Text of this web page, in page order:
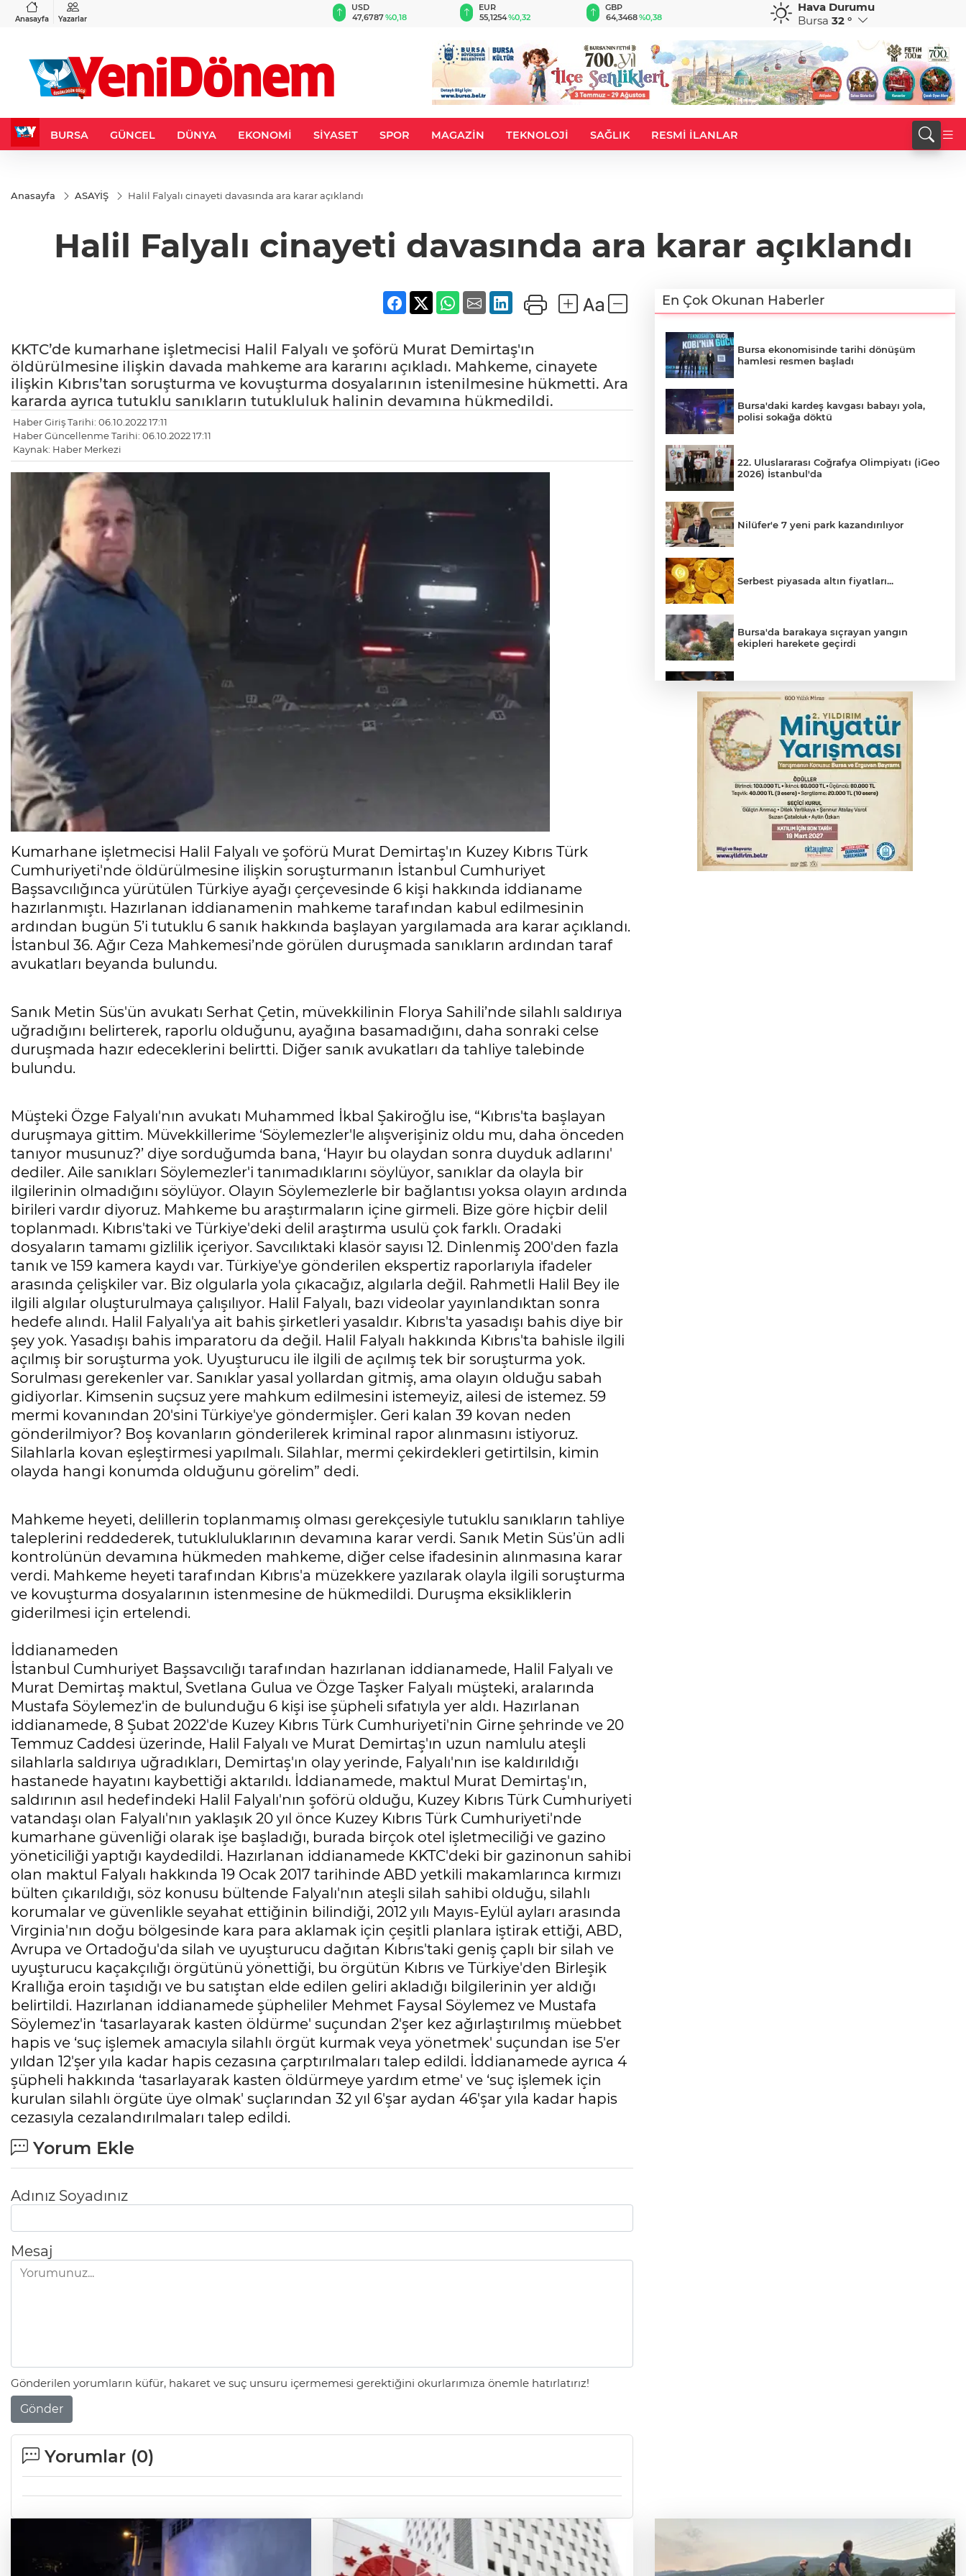
Anasayfa Yazarlar
%2,59
EUR
55,1254%0,32
GBP
64,3468%0,38
CHF
59,0083 %0,82 %0,73
RUB
0,5822
Hava Durumu
Bursa 32 °
BURSA GÜNCEL DÜNYA EKONOMİ SİYASET SPOR MAGAZİN TEKNOLOJİ SAĞLIK RESMİ İLANLAR
Anasayfa ASAYİŞ Halil Falyalı cinayeti davasında ara karar açıklandı
Halil Falyalı cinayeti davasında ara karar açıklandı
KKTC’de kumarhane işletmecisi Halil Falyalı ve şoförü Murat Demirtaş'ın
öldürülmesine ilişkin davada mahkeme ara kararını açıkladı. Mahkeme, cinayete
ilişkin Kıbrıs’tan soruşturma ve kovuşturma dosyalarının istenilmesine hükmetti. Ara
kararda ayrıca tutuklu sanıkların tutukluluk halinin devamına hükmedildi.
Haber Giriş Tarihi: 06.10.2022 17:11
Haber Güncellenme Tarihi: 06.10.2022 17:11
Kaynak: Haber Merkezi
Kumarhane işletmecisi Halil Falyalı ve şoförü Murat Demirtaş'ın Kuzey Kıbrıs Türk
Cumhuriyeti'nde öldürülmesine ilişkin soruşturmanın İstanbul Cumhuriyet
Başsavcılığınca yürütülen Türkiye ayağı çerçevesinde 6 kişi hakkında iddianame
hazırlanmıştı. Hazırlanan iddianamenin mahkeme tarafından kabul edilmesinin
ardından bugün 5’i tutuklu 6 sanık hakkında başlayan yargılamada ara karar açıklandı.
İstanbul 36. Ağır Ceza Mahkemesi’nde görülen duruşmada sanıkların ardından taraf
avukatları beyanda bulundu.
Sanık Metin Süs'ün avukatı Serhat Çetin, müvekkilinin Florya Sahili’nde silahlı saldırıya
uğradığını belirterek, raporlu olduğunu, ayağına basamadığını, daha sonraki celse
duruşmada hazır edeceklerini belirtti. Diğer sanık avukatları da tahliye talebinde
bulundu.
Müşteki Özge Falyalı'nın avukatı Muhammed İkbal Şakiroğlu ise, “Kıbrıs'ta başlayan
duruşmaya gittim. Müvekkillerime ‘Söylemezler'le alışverişiniz oldu mu, daha önceden
tanıyor musunuz?’ diye sorduğumda bana, ‘Hayır bu olaydan sonra duyduk adlarını'
dediler. Aile sanıkları Söylemezler'i tanımadıklarını söylüyor, sanıklar da olayla bir
ilgilerinin olmadığını söylüyor. Olayın Söylemezlerle bir bağlantısı yoksa olayın ardında
birileri vardır diyoruz. Mahkeme bu araştırmaların içine girmeli. Bize göre hiçbir delil
toplanmadı. Kıbrıs'taki ve Türkiye'deki delil araştırma usulü çok farklı. Oradaki
dosyaların tamamı gizlilik içeriyor. Savcılıktaki klasör sayısı 12. Dinlenmiş 200'den fazla
tanık ve 159 kamera kaydı var. Türkiye'ye gönderilen ekspertiz raporlarıyla ifadeler
arasında çelişkiler var. Biz olgularla yola çıkacağız, algılarla değil. Rahmetli Halil Bey ile
ilgili algılar oluşturulmaya çalışılıyor. Halil Falyalı, bazı videolar yayınlandıktan sonra
hedefe alındı. Halil Falyalı'ya ait bahis şirketleri yasaldır. Kıbrıs'ta yasadışı bahis diye bir
şey yok. Yasadışı bahis imparatoru da değil. Halil Falyalı hakkında Kıbrıs'ta bahisle ilgili
açılmış bir soruşturma yok. Uyuşturucu ile ilgili de açılmış tek bir soruşturma yok.
Sorulması gerekenler var. Sanıklar yasal yollardan gitmiş, ama olayın olduğu sabah
gidiyorlar. Kimsenin suçsuz yere mahkum edilmesini istemeyiz, ailesi de istemez. 59
mermi kovanından 20'sini Türkiye'ye göndermişler. Geri kalan 39 kovan neden
gönderilmiyor? Boş kovanların gönderilerek kriminal rapor alınmasını istiyoruz.
Silahlarla kovan eşleştirmesi yapılmalı. Silahlar, mermi çekirdekleri getirtilsin, kimin
olayda hangi konumda olduğunu görelim” dedi.
Mahkeme heyeti, delillerin toplanmamış olması gerekçesiyle tutuklu sanıkların tahliye
taleplerini reddederek, tutukluluklarının devamına karar verdi. Sanık Metin Süs’ün adli
kontrolünün devamına hükmeden mahkeme, diğer celse ifadesinin alınmasına karar
verdi. Mahkeme heyeti tarafından Kıbrıs'a müzekkere yazılarak olayla ilgili soruşturma
ve kovuşturma dosyalarının istenmesine de hükmedildi. Duruşma eksikliklerin
giderilmesi için ertelendi.
İddianameden
İstanbul Cumhuriyet Başsavcılığı tarafından hazırlanan iddianamede, Halil Falyalı ve
Murat Demirtaş maktul, Svetlana Gulua ve Özge Taşker Falyalı müşteki, aralarında
Mustafa Söylemez'in de bulunduğu 6 kişi ise şüpheli sıfatıyla yer aldı. Hazırlanan
iddianamede, 8 Şubat 2022'de Kuzey Kıbrıs Türk Cumhuriyeti'nin Girne şehrinde ve 20
Temmuz Caddesi üzerinde, Halil Falyalı ve Murat Demirtaş'ın uzun namlulu ateşli
silahlarla saldırıya uğradıkları, Demirtaş'ın olay yerinde, Falyalı'nın ise kaldırıldığı
hastanede hayatını kaybettiği aktarıldı. İddianamede, maktul Murat Demirtaş'ın,
saldırının asıl hedefindeki Halil Falyalı'nın şoförü olduğu, Kuzey Kıbrıs Türk Cumhuriyeti
vatandaşı olan Falyalı'nın yaklaşık 20 yıl önce Kuzey Kıbrıs Türk Cumhuriyeti'nde
kumarhane güvenliği olarak işe başladığı, burada birçok otel işletmeciliği ve gazino
yöneticiliği yaptığı kaydedildi. Hazırlanan iddianamede KKTC'deki bir gazinonun sahibi
olan maktul Falyalı hakkında 19 Ocak 2017 tarihinde ABD yetkili makamlarınca kırmızı
bülten çıkarıldığı, söz konusu bültende Falyalı'nın ateşli silah sahibi olduğu, silahlı
korumalar ve güvenlikle seyahat ettiğinin bilindiği, 2012 yılı Mayıs-Eylül ayları arasında
Virginia'nın doğu bölgesinde kara para aklamak için çeşitli planlara iştirak ettiği, ABD,
Avrupa ve Ortadoğu'da silah ve uyuşturucu dağıtan Kıbrıs'taki geniş çaplı bir silah ve
uyuşturucu kaçakçılığı örgütünü yönettiği, bu örgütün Kıbrıs ve Türkiye'den Birleşik
Krallığa eroin taşıdığı ve bu satıştan elde edilen geliri akladığı bilgilerinin yer aldığı
belirtildi. Hazırlanan iddianamede şüpheliler Mehmet Faysal Söylemez ve Mustafa
Söylemez'in ‘tasarlayarak kasten öldürme' suçundan 2'şer kez ağırlaştırılmış müebbet
hapis ve ‘suç işlemek amacıyla silahlı örgüt kurmak veya yönetmek' suçundan ise 5'er
yıldan 12'şer yıla kadar hapis cezasına çarptırılmaları talep edildi. İddianamede ayrıca 4
şüpheli hakkında ‘tasarlayarak kasten öldürmeye yardım etme' ve ‘suç işlemek için
kurulan silahlı örgüte üye olmak' suçlarından 32 yıl 6'şar aydan 46'şar yıla kadar hapis
cezasıyla cezalandırılmaları talep edildi.
Yorum Ekle
Adınız Soyadınız
Mesaj
Gönderilen yorumların küfür, hakaret ve suç unsuru içermemesi gerektiğini okurlarımıza önemle hatırlatırız!
Gönder
Yorumlar (0)
En Çok Okunan Haberler
Bursa ekonomisinde tarihi dönüşüm
hamlesi resmen başladı
Bursa'daki kardeş kavgası babayı yola,
polisi sokağa döktü
22. Uluslararası Coğrafya Olimpiyatı (iGeo
2026) İstanbul'da
Nilüfer'e 7 yeni park kazandırılıyor
Serbest piyasada altın fiyatları...
Bursa'da barakaya sıçrayan yangın
ekipleri harekete geçirdi
Yargıtay’dan primle çalışanlara müjde
TOFAŞ Basketbol'da sağlık kontrolleri
başladı
Bursa’da bugün hava nasıl olacak?
Osmangazi’de iş arayanlara destek